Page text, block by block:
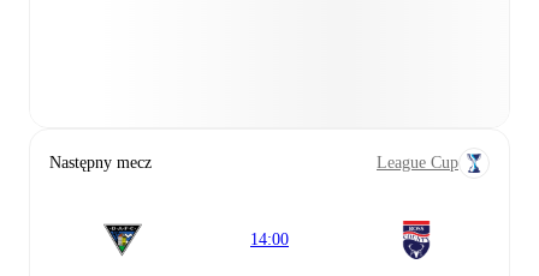
Następny mecz League Cup
14:00